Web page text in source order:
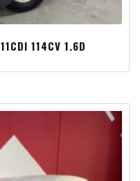
114CV 1.6D